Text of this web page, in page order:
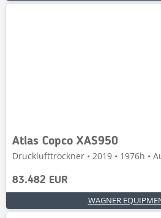
Atlas Copco XAS950
Drucklufttrockner • 2019 • 1976h •
83.482 EUR
WAGNER